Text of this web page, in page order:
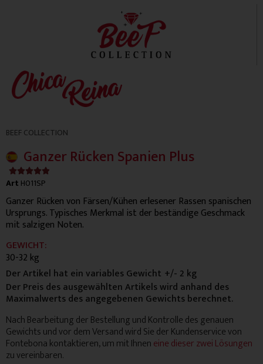
BEEF COLLECTION
Ganzer Rücken Spanien Plus

Art H011SP
Ganzer Rücken von Färsen/Kühen erlesener Rassen spanischen
Ursprungs. Typisches Merkmal ist der beständige Geschmack
mit salzigen Noten.
GEWICHT:
30-32 kg
Der Artikel hat ein variables Gewicht +/- 2 kg
Der Preis des ausgewählten Artikels wird anhand des
Maximalwerts des angegebenen Gewichts berechnet.
Nach Bearbeitung der Bestellung und Kontrolle des genauen
Gewichts und vor dem Versand wird Sie der Kundenservice von
Fontebona kontaktieren, um mit Ihneneine dieser zwei Lösungen
zu vereinbaren.